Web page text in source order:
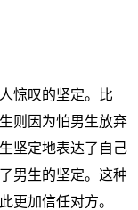
惊叹的坚定。比
则因为怕男生放弃
坚定地表达了自己
男生的坚定。这种
更加信任对方。